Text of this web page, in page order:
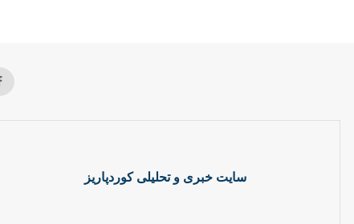
سایت خبری و تحلیلی کوردپاریز